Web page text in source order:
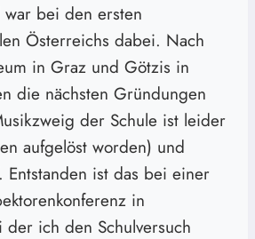
war bei den ersten
Österreichs dabei. Nach
in Graz und Götzis in
die nächsten Gründungen
der Schule ist leider
aufgelöst worden) und
ist das bei einer
in
ich den Schulversuch